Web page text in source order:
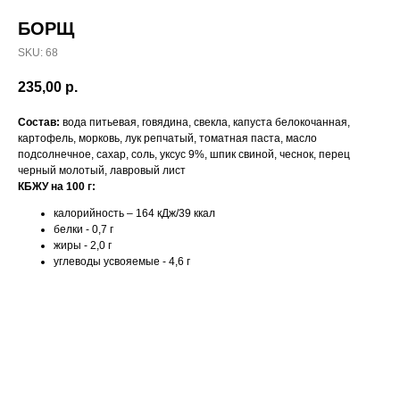
БОРЩ
SKU: 68
235,00 р.
Состав: вода питьевая, говядина, свекла, капуста белокочанная,
картофель, морковь, лук репчатый, томатная паста, масло
подсолнечное, сахар, соль, уксус 9%, шпик свиной, чеснок, перец
черный молотый, лавровый лист
КБЖУ на 100 г:
калорийность – 164 кДж/39 ккал
белки - 0,7 г
жиры - 2,0 г
углеводы усвояемые - 4,6 г